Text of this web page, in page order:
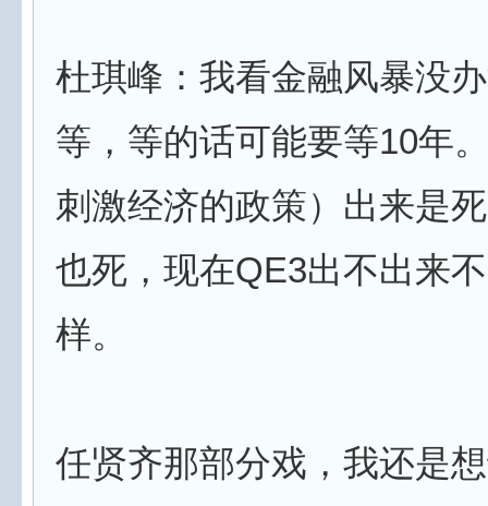
杜琪峰：我看金融风暴没
等，等的话可能要等10年
刺激经济的政策）出来是
也死，现在QE3出不出来
样。
任贤齐那部分戏，我还是